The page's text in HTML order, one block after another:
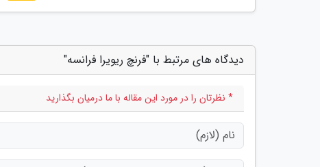
دیدگاه های مرتبط با "فرنچ ریویرا فرانسه"
* نظرتان را در مورد این مقاله با ما درمیان بگذارید